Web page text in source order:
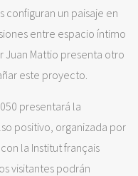
configuran un paisaje en
entre espacio íntimo
Juan Mattio presenta otro
este proyecto.
presentará la
positivo, organizada por
la Institut français
visitantes podrán